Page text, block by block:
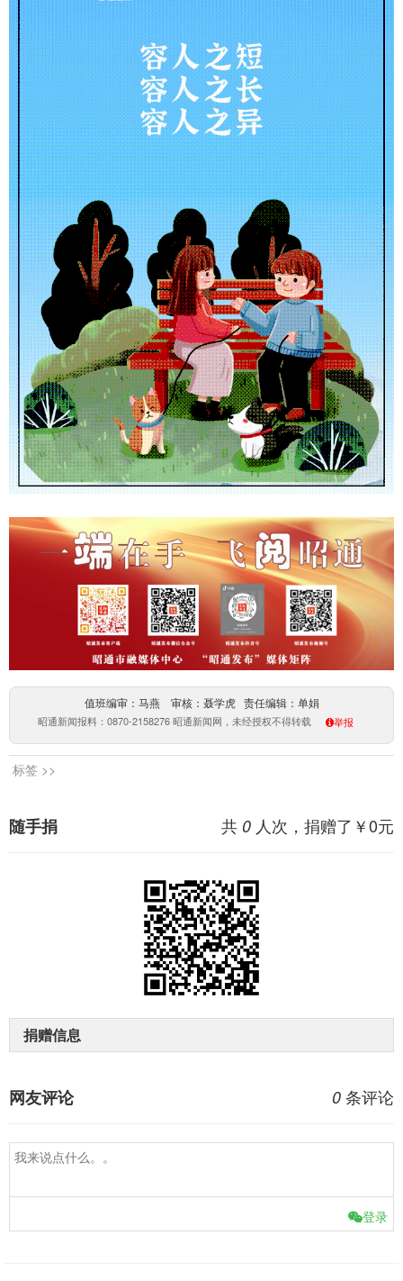
值班编审：马燕 审核：聂学虎 责任编辑：单娟
昭通新闻报料：0870-2158276 昭通新闻网，未经授权不得转载 举报
标签 >>
共 0 人次，捐赠了￥0元
随手捐
捐赠信息
0 条评论
网友评论
登录